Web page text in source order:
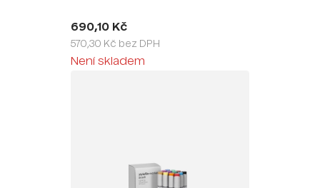
690,10 Kč
570,30 Kč bez DPH
Není skladem